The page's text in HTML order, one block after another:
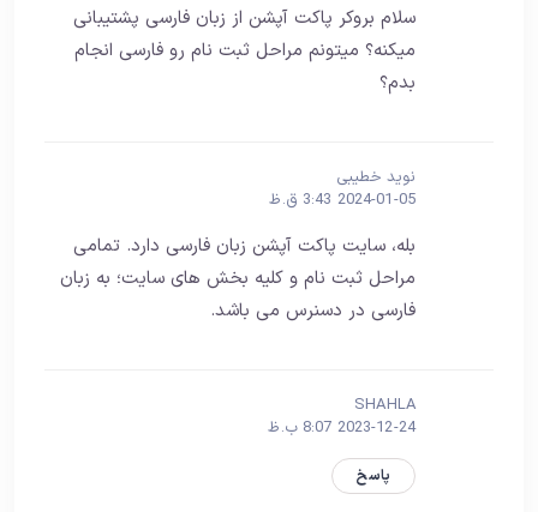
سلام بروکر پاکت آپشن از زبان فارسی پشتیبانی
میکنه؟ میتونم مراحل ثبت نام رو فارسی انجام
بدم؟
نوید خطیبی
2024-01-05 3:43 ق.ظ
بله، سایت پاکت آپشن زبان فارسی دارد. تمامی
مراحل ثبت نام و کلیه بخش های سایت؛ به زبان
فارسی در دسنرس می باشد.
SHAHLA
2023-12-24 8:07 ب.ظ
پاسخ